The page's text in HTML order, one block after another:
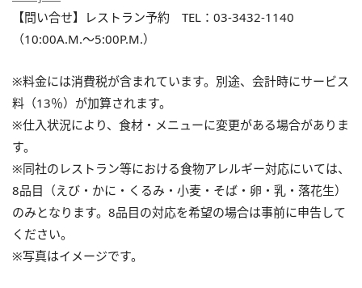
【問い合せ】レストラン予約 TEL：03-3432-1140
（10:00A.M.〜5:00P.M.）
※料金には消費税が含まれています。別途、会計時にサービス
料（13％）が加算されます。
※仕入状況により、食材・メニューに変更がある場合がありま
す。
※同社のレストラン等における食物アレルギー対応にいては、
8品目（えび・かに・くるみ・小麦・そば・卵・乳・落花生）
のみとなります。8品目の対応を希望の場合は事前に申告して
ください。
※写真はイメージです。